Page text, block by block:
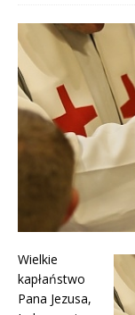
Wielkie
kapłaństwo
Pana Jezusa,